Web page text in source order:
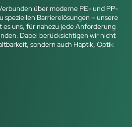
über moderne PE- und PP-
speziellen Barrierelösungen – unsere
uns, für nahezu jede Anforderung
Dabei berücksichtigen wir nicht
sondern auch Haptik, Optik